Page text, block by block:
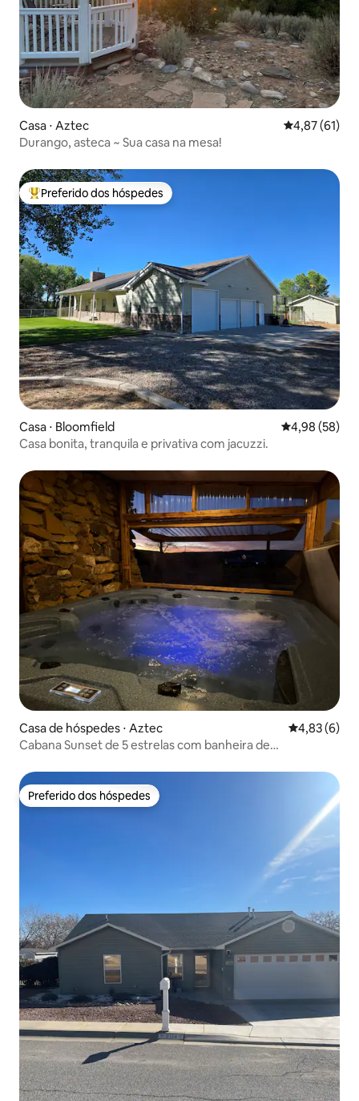
Casa ⋅ Aztec 4,87 de uma
4,87 (61)
Durango, asteca ~ Sua casa na mesa!
Entre os melhores preferidos dos hóspedes
Preferido dos hóspedes
Casa ⋅ Bloomfield 4,98 de uma
4,98 (58)
Casa bonita, tranquila e privativa com jacuzzi.
Casa de hóspedes ⋅ Aztec 4,83 de uma
4,83 (6)
Cabana Sunset de 5 estrelas com banheira de
Preferido dos hóspedes
Preferido dos hóspedes